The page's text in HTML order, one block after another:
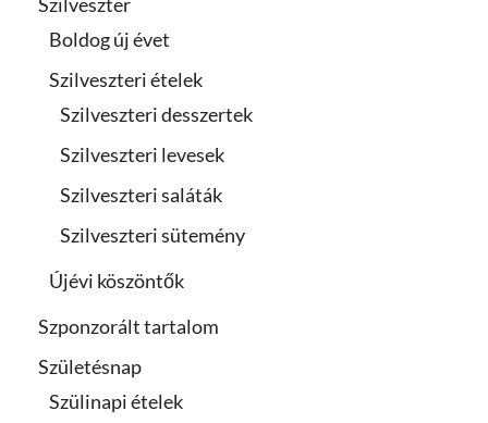
Szilveszter
Boldog új évet
Szilveszteri ételek
Szilveszteri desszertek
Szilveszteri levesek
Szilveszteri saláták
Szilveszteri sütemény
Újévi köszöntők
Szponzorált tartalom
Születésnap
Szülinapi ételek